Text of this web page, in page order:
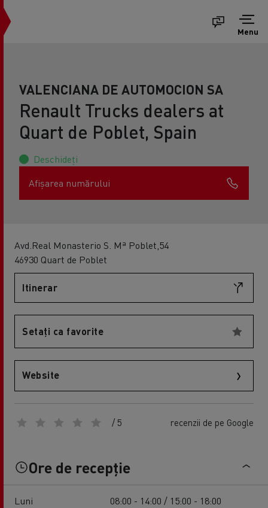
Menu
VALENCIANA DE AUTOMOCION SA
Renault Trucks dealers at
Quart de Poblet, Spain
Deschideți
Afișarea numărului
Avd.Real Monasterio S. Mª Poblet,54
46930 Quart de Poblet
Itinerar
Setați ca favorite
Website
/ 5 recenzii de pe Google
Ore de recepție
Luni
08:00 - 14:00 / 15:00 - 18:00